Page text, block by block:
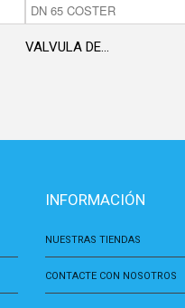
VALVULA DE...
INFORMACIÓN
NUESTRAS TIENDAS
CONTACTE CON NOSOTROS